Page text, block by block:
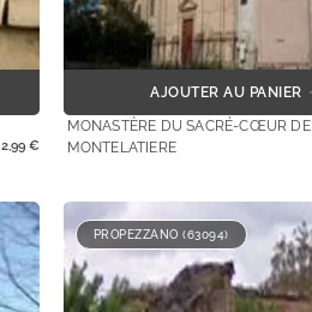
2,99 €
AJOUTER AU PANIER
MONASTÈRE DU SACRÉ-CŒUR DE
MONTELATIERE
PROPEZZANO (63094)